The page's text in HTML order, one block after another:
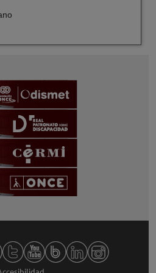
Fundación ONCE,